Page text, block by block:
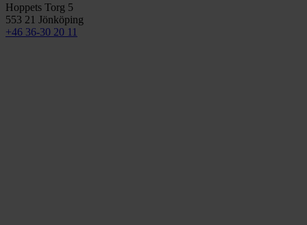
Hoppets Torg 5
553 21 Jönköping
+46 36-30 20 11